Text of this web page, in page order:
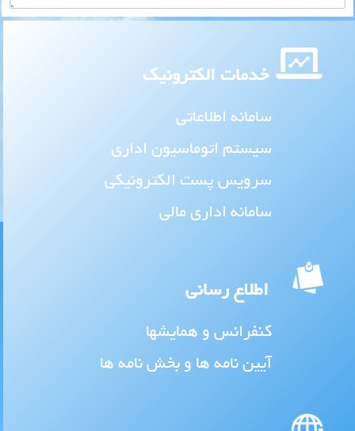
خدمات الکترونیک
سامانه اطلاعاتی
سیستم اتوماسیون اداری
سرویس پست الکترونیکی
سامانه اداری مالی
اطلاع رسانی
کنفرانس و همایشها
آیین نامه ها و بخش نامه ها